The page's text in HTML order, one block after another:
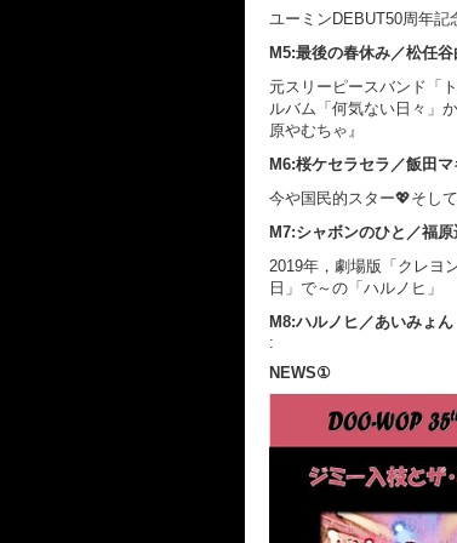
ユーミンDEBUT50周年記
M5:最後の春休み／松任谷
元スリーピースバンド「
ルバム「何気ない日々」
原やむちゃ』
M6:桜ケセラセラ／飯田マ
今や国民的スター💖そし
M7:シャボンのひと／福原
2019年，劇場版「クレヨ
日」で～の「ハルノヒ」
M8:ハルノヒ／あいみょん
:
NEWS①